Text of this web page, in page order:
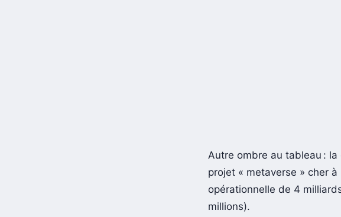
Autre ombre au tableau :
projet « metaverse » cher
opérationnelle de 4
millions).